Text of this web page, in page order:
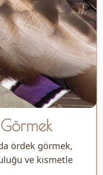
ördek görmek,
ve kısmetle